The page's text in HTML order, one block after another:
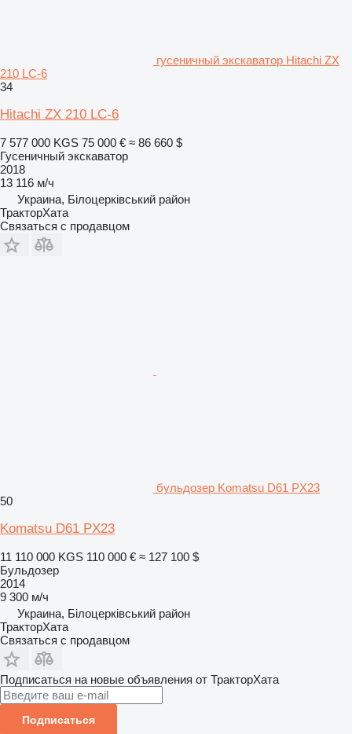
гусеничный экскаватор Hitachi ZX
210 LC-6
34
Hitachi ZX 210 LC-6
7 577 000 KGS 75 000 € ≈ 86 660 $
Гусеничный экскаватор
2018
13 116 м/ч
Украина, Білоцерківський район
ТракторХата
Связаться с продавцом
бульдозер Komatsu D61 PX23
50
Komatsu D61 PX23
11 110 000 KGS 110 000 € ≈ 127 100 $
Бульдозер
2014
9 300 м/ч
Украина, Білоцерківський район
ТракторХата
Связаться с продавцом
Подписаться на новые объявления от ТракторХата
Подписаться